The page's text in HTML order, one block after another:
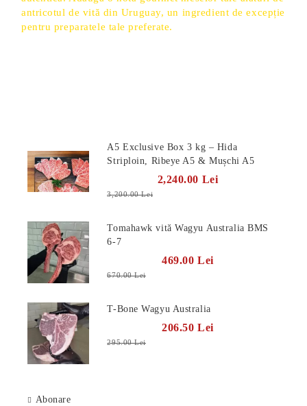
antricotul de vită din Uruguay, un ingredient de excepție
pentru preparatele tale preferate.
A5 Exclusive Box 3 kg – Hida
Striploin, Ribeye A5 & Mușchi A5
2,240.00 Lei
3,200.00 Lei
Tomahawk vită Wagyu Australia BMS
6-7
469.00 Lei
670.00 Lei
T-Bone Wagyu Australia
206.50 Lei
295.00 Lei
Abonare